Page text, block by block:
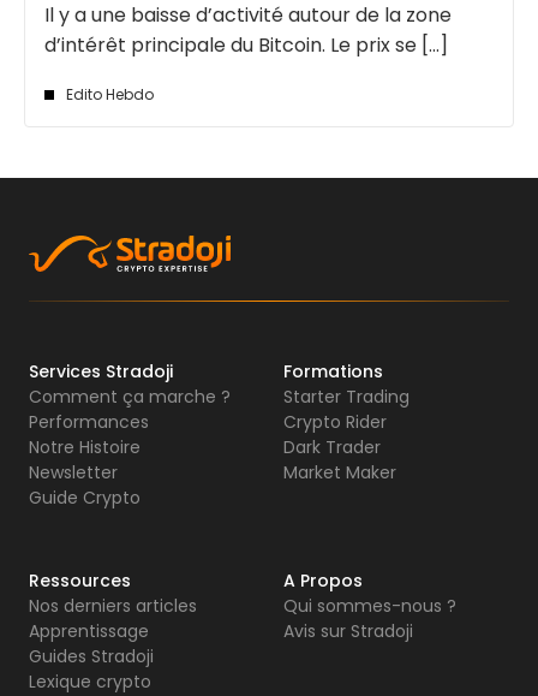
Il y a une baisse d’activité autour de la zone
d’intérêt principale du Bitcoin. Le prix se [...]
Edito Hebdo
Services Stradoji
Comment ça marche ?
Performances
Notre Histoire
Newsletter
Guide Crypto
Formations
Starter Trading
Crypto Rider
Dark Trader
Market Maker
Ressources
Nos derniers articles
Apprentissage
Guides Stradoji
Lexique crypto
A Propos
Qui sommes-nous ?
Avis sur Stradoji